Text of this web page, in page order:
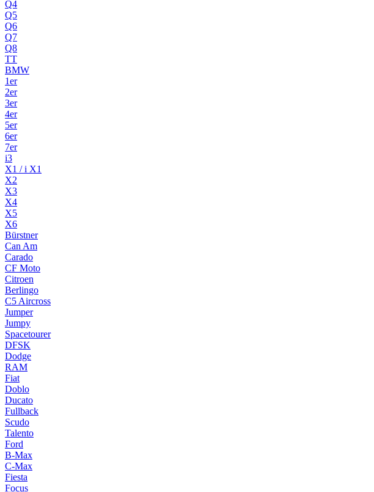
Q4
Q5
Q6
Q7
Q8
TT
BMW
1er
2er
3er
4er
5er
6er
7er
i3
X1 / i X1
X2
X3
X4
X5
X6
Bürstner
Can Am
Carado
CF Moto
Citroen
Berlingo
C5 Aircross
Jumper
Jumpy
Spacetourer
DFSK
Dodge
RAM
Fiat
Doblo
Ducato
Fullback
Scudo
Talento
Ford
B-Max
C-Max
Fiesta
Focus